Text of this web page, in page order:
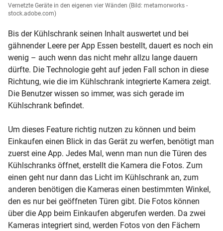
Vernetzte Geräte in den eigenen vier Wänden (Bild: metamorworks -
stock.adobe.com)
Bis der Kühlschrank seinen Inhalt auswertet und bei
gähnender Leere per App Essen bestellt, dauert es noch ein
wenig – auch wenn das nicht mehr allzu lange dauern
dürfte. Die Technologie geht auf jeden Fall schon in diese
Richtung, wie die im Kühlschrank integrierte Kamera zeigt.
Die Benutzer wissen so immer, was sich gerade im
Kühlschrank befindet.
Um dieses Feature richtig nutzen zu können und beim
Einkaufen einen Blick in das Gerät zu werfen, benötigt man
zuerst eine App. Jedes Mal, wenn man nun die Türen des
Kühlschranks öffnet, erstellt die Kamera die Fotos. Zum
einen geht nur dann das Licht im Kühlschrank an, zum
anderen benötigen die Kameras einen bestimmten Winkel,
den es nur bei geöffneten Türen gibt. Die Fotos können
über die App beim Einkaufen abgerufen werden. Da zwei
Kameras integriert sind, werden Fotos von den Fächern